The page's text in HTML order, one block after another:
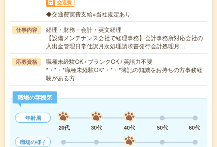
交通費
◆交通費実費支給※当社規定あり
仕事内容
経理・財務・会計・英文経理
【設備メンテナンス会社で経理事務】会計事務所対応会社の
入出金管理日常仕訳月次処理請求書発行会計処理月…
応募資格
職種未経験OK / ブランクOK / 英語力不要
*・*・*職種未経験OK*・*・*簿記の知識をお持ちの方事務経
験がある方
職場の雰囲気
年齢層
20代
30代 40代 50代
60代
職場の様子